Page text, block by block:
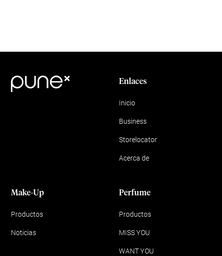
Enlaces
Inicio
Business
Storelocator
Acerca de
Make-Up
Productos
Noticias
Perfume
Productos
MISS YOU
WANT YOU